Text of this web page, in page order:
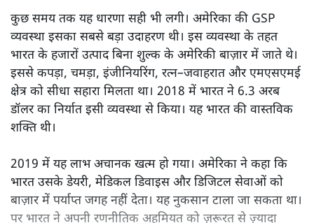
कुछ समय तक यह धारणा सही भी लगी। अमेरिका की GSP
व्यवस्था इसका सबसे बड़ा उदाहरण थी। इस व्यवस्था के तहत
भारत के हजारों उत्पाद बिना शुल्क के अमेरिकी बाज़ार में जाते थे।
इससे कपड़ा, चमड़ा, इंजीनियरिंग, रत्न–जवाहरात और एमएसएमई
क्षेत्र को सीधा सहारा मिलता था। 2018 में भारत ने 6.3 अरब
डॉलर का निर्यात इसी व्यवस्था से किया। यह भारत की वास्तविक
शक्ति थी।
2019 में यह लाभ अचानक खत्म हो गया। अमेरिका ने कहा कि
भारत उसके डेयरी, मेडिकल डिवाइस और डिजिटल सेवाओं को
बाज़ार में पर्याप्त जगह नहीं देता। यह नुकसान टाला जा सकता था।
पर भारत ने अपनी रणनीतिक अहमियत को ज़रूरत से ज़्यादा